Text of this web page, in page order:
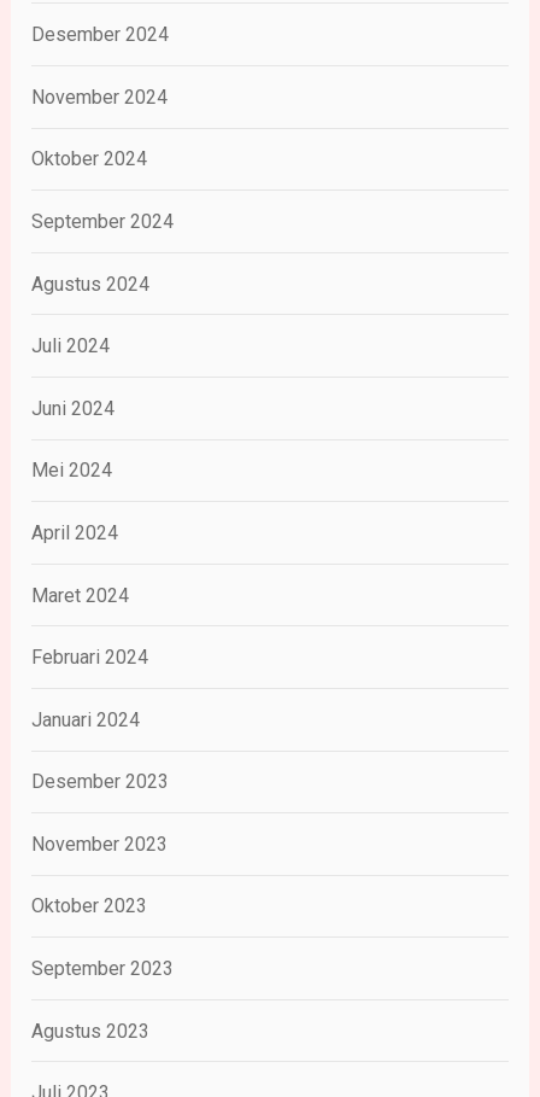
Desember 2024
November 2024
Oktober 2024
September 2024
Agustus 2024
Juli 2024
Juni 2024
Mei 2024
April 2024
Maret 2024
Februari 2024
Januari 2024
Desember 2023
November 2023
Oktober 2023
September 2023
Agustus 2023